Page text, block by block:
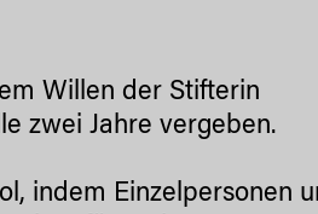
Willen der Stifterin
zwei Jahre vergeben.
indem Einzelpersonen